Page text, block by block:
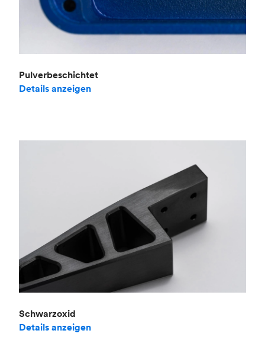
Pulverbeschichtet
Details anzeigen
Schwarzoxid
Details anzeigen